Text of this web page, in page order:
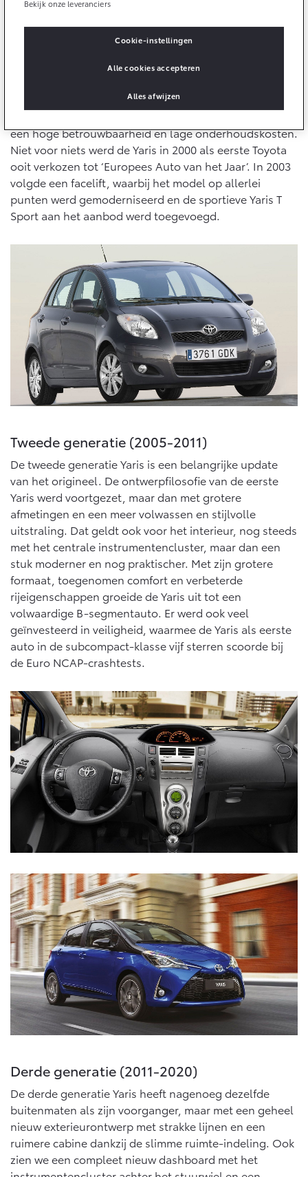
Toyota C-HR+
BATTERIJ-ELEKTRISCH
Vanaf € 37.995,-
RAV4
PLUG-IN HYBRIDE
Vanaf € 49.995,-
bZ4X
BATTERIJ-ELEKTRISCH
Vanaf € 39.995,-
bZ4X Touring
BATTERIJ-ELEKTRISCH
Vanaf € 48.995,-
WATERSTOF-ELEKTRISCH
Vanaf € 76.695,-
Proace City (excl. BTW)
OOK ALS BATTERIJ-
ELEKTRISCH
Vanaf € 27.945,-
Proace (excl. BTW)
OOK ALS BATTERIJ-
ELEKTRISCH
Vanaf € 37.500,-
Proace Verso
BATTERIJ-ELEKTRISCH
Vanaf € 55.950,-
Proace Max (excl. BTW)
OOK ALS BATTERIJ-
ELEKTRISCH
Vanaf € 46.301,-
Hilux (excl. BTW)
OOK ALS BATTERIJ-
ELEKTRISCH
Vanaf € 56.570,-
Land Cruiser (excl. BTW)
Vanaf € 89.986,-
Onderdelen & Accessoires
Banden
Connected
Connected Services
MyToyota login
Multimedia
Connected check
Navigatie updates
Verzekeren
Toyota Autoverzekering
Toyota Hybride Autoverzekering
Bedrijfswagens op maat
Financieren of leasen
Eerste generatie (1999-2005)
van de Toyota Starlet. Het model maakte toen meteen
indruk met zijn ontwerpstijl, het praktische interieur
instrumentencluster en de hogere zitpositie. De VVT-i
een hoge betrouwbaarheid en lage onderhoudskosten.
Niet voor niets werd de Yaris in 2000 als eerste Toyota
ooit verkozen tot ‘Europees Auto van het Jaar’. In 2003
volgde een facelift, waarbij het model op allerlei
punten werd gemoderniseerd en de sportieve Yaris T
Sport aan het aanbod werd toegevoegd.
Tweede generatie (2005-2011)
De tweede generatie Yaris is een belangrijke update
van het origineel. De ontwerpfilosofie van de eerste
Yaris werd voortgezet, maar dan met grotere
afmetingen en een meer volwassen en stijlvolle
uitstraling. Dat geldt ook voor het interieur, nog steeds
met het centrale instrumentencluster, maar dan een
stuk moderner en nog praktischer. Met zijn grotere
formaat, toegenomen comfort en verbeterde
rijeigenschappen groeide de Yaris uit tot een
volwaardige B-segmentauto. Er werd ook veel
geïnvesteerd in veiligheid, waarmee de Yaris als eerste
auto in de subcompact-klasse vijf sterren scoorde bij
de Euro NCAP-crashtests.
Derde generatie (2011-2020)
De derde generatie Yaris heeft nagenoeg dezelfde
buitenmaten als zijn voorganger, maar met een geheel
nieuw exterieurontwerp met strakke lijnen en een
ruimere cabine dankzij de slimme ruimte-indeling. Ook
zien we een compleet nieuw dashboard met het
Bekijk onze leveranciers
Cookie-instellingen
Alles afwijzen
Alle cookies accepteren